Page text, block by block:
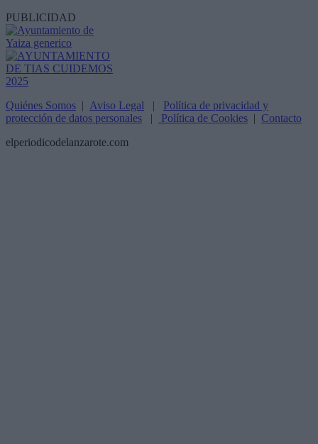
PUBLICIDAD
Quiénes Somos | Aviso Legal | Política de privacidad y
protección de datos personales | Política de Cookies | Contacto
elperiodicodelanzarote.com